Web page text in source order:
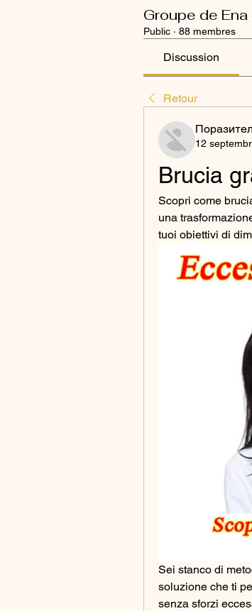
Groupe de
Public · 88 membres
Discussion
Retour
12
Brucia
Scopri come
una
tuoi obiettivi di
Sei stanco di
soluzione che ti
senza sforzi